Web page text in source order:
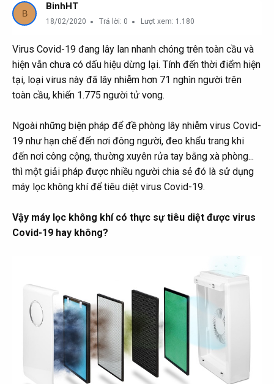
B
BinhHT
18/02/2020 Trả lời: 0 Lượt xem: 1.180
Virus Covid-19 đang lây lan nhanh chóng trên toàn cầu và
hiện vẫn chưa có dấu hiệu dừng lại. Tính đến thời điểm hiện
tại, loại virus này đã lây nhiễm hơn 71 nghìn người trên
toàn cầu, khiến 1.775 người tử vong.
Ngoài những biện pháp để đề phòng lây nhiễm virus Covid-
19 như hạn chế đến nơi đông người, đeo khẩu trang khi
đến nơi công cộng, thường xuyên rửa tay bằng xà phòng...
thì một giải pháp được nhiều người chia sẻ đó là sử dụng
máy lọc không khí để tiêu diệt virus Covid-19.
Vậy máy lọc không khí có thực sự tiêu diệt được virus
Covid-19 hay không?